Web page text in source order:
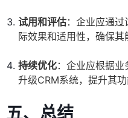
试用和评估：企业应通
际效果和适用性，确保其
持续优化：企业应根据
升级CRM系统，提升其功
五、总结